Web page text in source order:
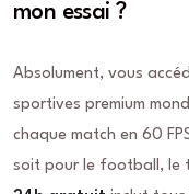
mon essai ?
Absolument, vous
sportives premium
chaque match en 60
soit pour le football, le